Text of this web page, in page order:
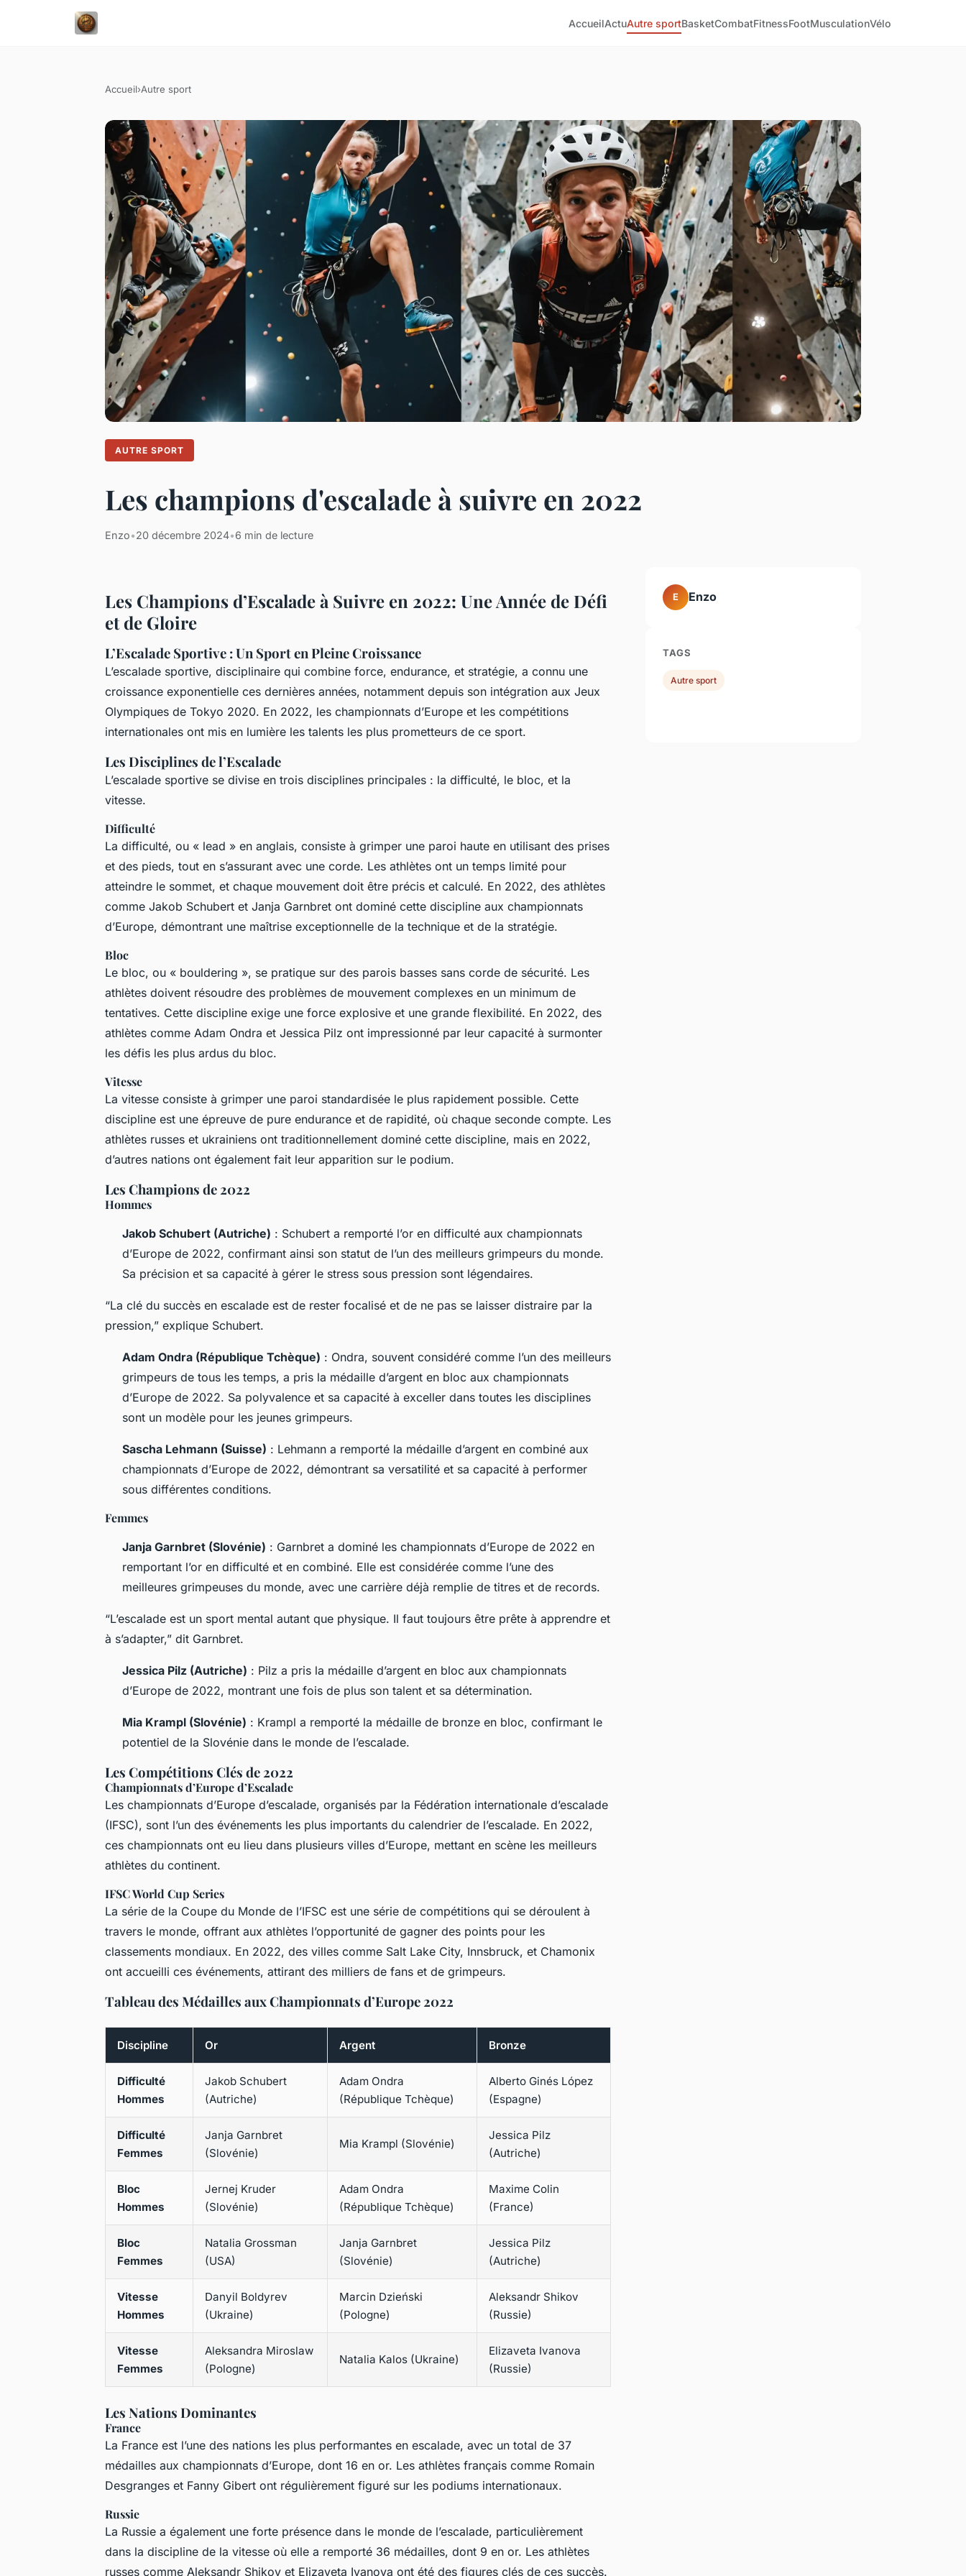
AccueilActuAutre sportBasketCombatFitnessFootMusculationVélo
Accueil›Autre sport
AUTRE SPORT
Les champions d'escalade à suivre en 2022
Enzo•20 décembre 2024•6 min de lecture
Les Champions d’Escalade à Suivre en 2022: Une Année de Défi
et de Gloire
L’Escalade Sportive : Un Sport en Pleine Croissance
L’escalade sportive, disciplinaire qui combine force, endurance, et stratégie, a connu une
croissance exponentielle ces dernières années, notamment depuis son intégration aux Jeux
Olympiques de Tokyo 2020. En 2022, les championnats d’Europe et les compétitions
internationales ont mis en lumière les talents les plus prometteurs de ce sport.
Les Disciplines de l’Escalade
L’escalade sportive se divise en trois disciplines principales : la difficulté, le bloc, et la
vitesse.
Difficulté
La difficulté, ou « lead » en anglais, consiste à grimper une paroi haute en utilisant des prises
et des pieds, tout en s’assurant avec une corde. Les athlètes ont un temps limité pour
atteindre le sommet, et chaque mouvement doit être précis et calculé. En 2022, des athlètes
comme Jakob Schubert et Janja Garnbret ont dominé cette discipline aux championnats
d’Europe, démontrant une maîtrise exceptionnelle de la technique et de la stratégie.
Bloc
Le bloc, ou « bouldering », se pratique sur des parois basses sans corde de sécurité. Les
athlètes doivent résoudre des problèmes de mouvement complexes en un minimum de
tentatives. Cette discipline exige une force explosive et une grande flexibilité. En 2022, des
athlètes comme Adam Ondra et Jessica Pilz ont impressionné par leur capacité à surmonter
les défis les plus ardus du bloc.
Vitesse
La vitesse consiste à grimper une paroi standardisée le plus rapidement possible. Cette
discipline est une épreuve de pure endurance et de rapidité, où chaque seconde compte. Les
athlètes russes et ukrainiens ont traditionnellement dominé cette discipline, mais en 2022,
d’autres nations ont également fait leur apparition sur le podium.
Les Champions de 2022
Hommes
Jakob Schubert (Autriche) : Schubert a remporté l’or en difficulté aux championnats
d’Europe de 2022, confirmant ainsi son statut de l’un des meilleurs grimpeurs du monde.
Sa précision et sa capacité à gérer le stress sous pression sont légendaires.
“La clé du succès en escalade est de rester focalisé et de ne pas se laisser distraire par la
pression,” explique Schubert.
Adam Ondra (République Tchèque) : Ondra, souvent considéré comme l’un des meilleurs
grimpeurs de tous les temps, a pris la médaille d’argent en bloc aux championnats
d’Europe de 2022. Sa polyvalence et sa capacité à exceller dans toutes les disciplines
sont un modèle pour les jeunes grimpeurs.
Sascha Lehmann (Suisse) : Lehmann a remporté la médaille d’argent en combiné aux
championnats d’Europe de 2022, démontrant sa versatilité et sa capacité à performer
sous différentes conditions.
Femmes
Janja Garnbret (Slovénie) : Garnbret a dominé les championnats d’Europe de 2022 en
remportant l’or en difficulté et en combiné. Elle est considérée comme l’une des
meilleures grimpeuses du monde, avec une carrière déjà remplie de titres et de records.
“L’escalade est un sport mental autant que physique. Il faut toujours être prête à apprendre et
à s’adapter,” dit Garnbret.
Jessica Pilz (Autriche) : Pilz a pris la médaille d’argent en bloc aux championnats
d’Europe de 2022, montrant une fois de plus son talent et sa détermination.
Mia Krampl (Slovénie) : Krampl a remporté la médaille de bronze en bloc, confirmant le
potentiel de la Slovénie dans le monde de l’escalade.
Les Compétitions Clés de 2022
Championnats d’Europe d’Escalade
Les championnats d’Europe d’escalade, organisés par la Fédération internationale d’escalade
(IFSC), sont l’un des événements les plus importants du calendrier de l’escalade. En 2022,
ces championnats ont eu lieu dans plusieurs villes d’Europe, mettant en scène les meilleurs
athlètes du continent.
IFSC World Cup Series
La série de la Coupe du Monde de l’IFSC est une série de compétitions qui se déroulent à
travers le monde, offrant aux athlètes l’opportunité de gagner des points pour les
classements mondiaux. En 2022, des villes comme Salt Lake City, Innsbruck, et Chamonix
ont accueilli ces événements, attirant des milliers de fans et de grimpeurs.
Tableau des Médailles aux Championnats d’Europe 2022
Discipline Or Argent Bronze
Difficulté
Hommes
Jakob Schubert
(Autriche)
Adam Ondra
(République Tchèque)
Alberto Ginés López
(Espagne)
Difficulté
Femmes
Janja Garnbret
(Slovénie)
Mia Krampl (Slovénie)
Jessica Pilz
(Autriche)
Bloc
Hommes
Jernej Kruder
(Slovénie)
Adam Ondra
(République Tchèque)
Maxime Colin
(France)
Bloc
Femmes
Natalia Grossman
(USA)
Janja Garnbret
(Slovénie)
Jessica Pilz
(Autriche)
Vitesse
Hommes
Danyil Boldyrev
(Ukraine)
Marcin Dzieński
(Pologne)
Aleksandr Shikov
(Russie)
Vitesse
Femmes
Aleksandra Miroslaw
(Pologne)
Natalia Kalos (Ukraine)
Elizaveta Ivanova
(Russie)
Les Nations Dominantes
France
La France est l’une des nations les plus performantes en escalade, avec un total de 37
médailles aux championnats d’Europe, dont 16 en or. Les athlètes français comme Romain
Desgranges et Fanny Gibert ont régulièrement figuré sur les podiums internationaux.
Russie
La Russie a également une forte présence dans le monde de l’escalade, particulièrement
dans la discipline de la vitesse où elle a remporté 36 médailles, dont 9 en or. Les athlètes
russes comme Aleksandr Shikov et Elizaveta Ivanova ont été des figures clés de ces succès.
E Enzo
TAGS
Autre sport